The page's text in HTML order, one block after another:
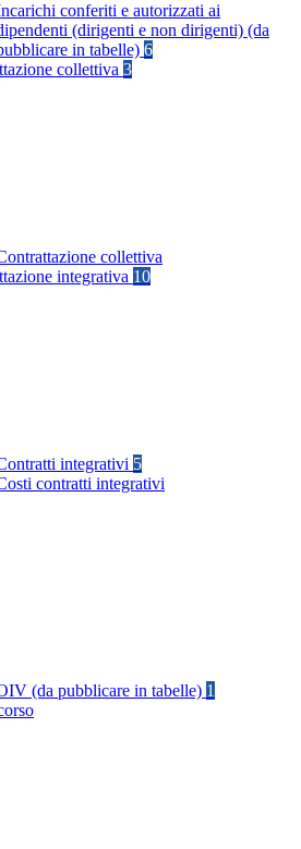
conferiti e autorizzati ai
(dirigenti e non dirigenti) (da
in tabelle) 6
collettiva 3
collettiva
integrativa 10
integrativi 5
contratti integrativi
(da pubblicare in tabelle) 1